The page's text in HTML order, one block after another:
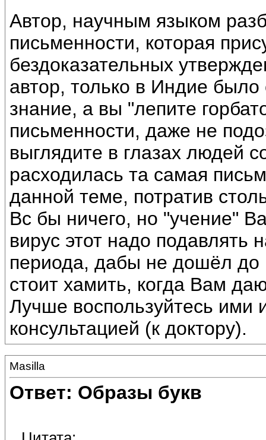
Автор, научным языком
письменности, которая
бездоказательных
автор, только в Индие
знание, а вы "лепите
письменности, даже не
выглядите в глазах людей
расходилась та самая
данной теме, потратив
Вс бы ничего, но "учение"
вирус этот надо подавлять
периода, дабы не дошёл до
стоит хамить, когда Вам
Лучше воспользуйтесь ими
консультацией (к доктору).
Masilla
Ответ: Образы букв